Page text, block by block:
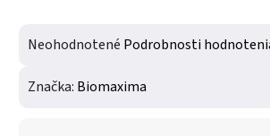
Priemerné hodnotenie produktu je 0,0 z
Neohodnotené Podrobnosti
Značka: Biomaxima